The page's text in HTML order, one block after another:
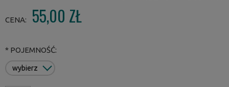
CENA: 55,00 ZŁ
* POJEMNOŚĆ: